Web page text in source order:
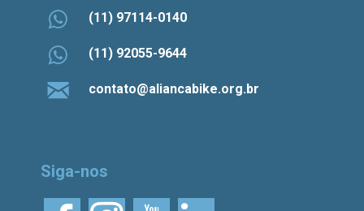
(11) 97114-0140
(11) 92055-9644
contato@aliancabike.org.br
Siga-nos